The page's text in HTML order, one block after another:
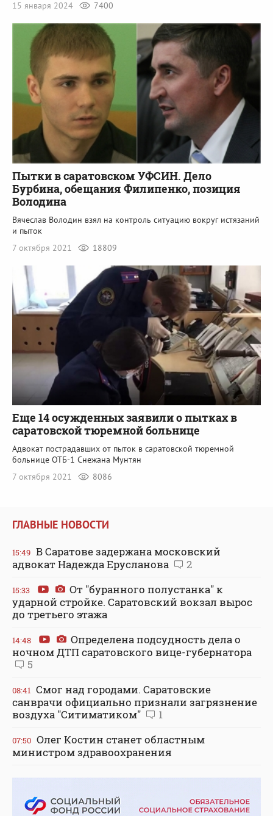
15 января 2024 7400
Пытки в саратовском УФСИН. Дело
Бурбина, обещания Филипенко, позиция
Володина
Вячеслав Володин взял на контроль ситуацию вокруг истязаний
и пыток
7 октября 2021
18809
Еще 14 осужденных заявили о пытках в
саратовской тюремной больнице
Адвокат пострадавших от пыток в саратовской тюремной
больнице ОТБ-1 Снежана Мунтян
7 октября 2021
8086
ГЛАВНЫЕ НОВОСТИ
15:49 В Саратове задержана московский
адвокат Надежда Ерусланова
2
15:33
От "буранного полустанка" к
ударной стройке. Саратовский вокзал вырос
до третьего этажа
14:48
Определена подсудность дела о
ночном ДТП саратовского вице-губернатора
5
08:41 Смог над городами. Саратовские
санврачи официально признали загрязнение
воздуха "Ситиматиком"
1
07:50 Олег Костин станет областным
министром здравоохранения